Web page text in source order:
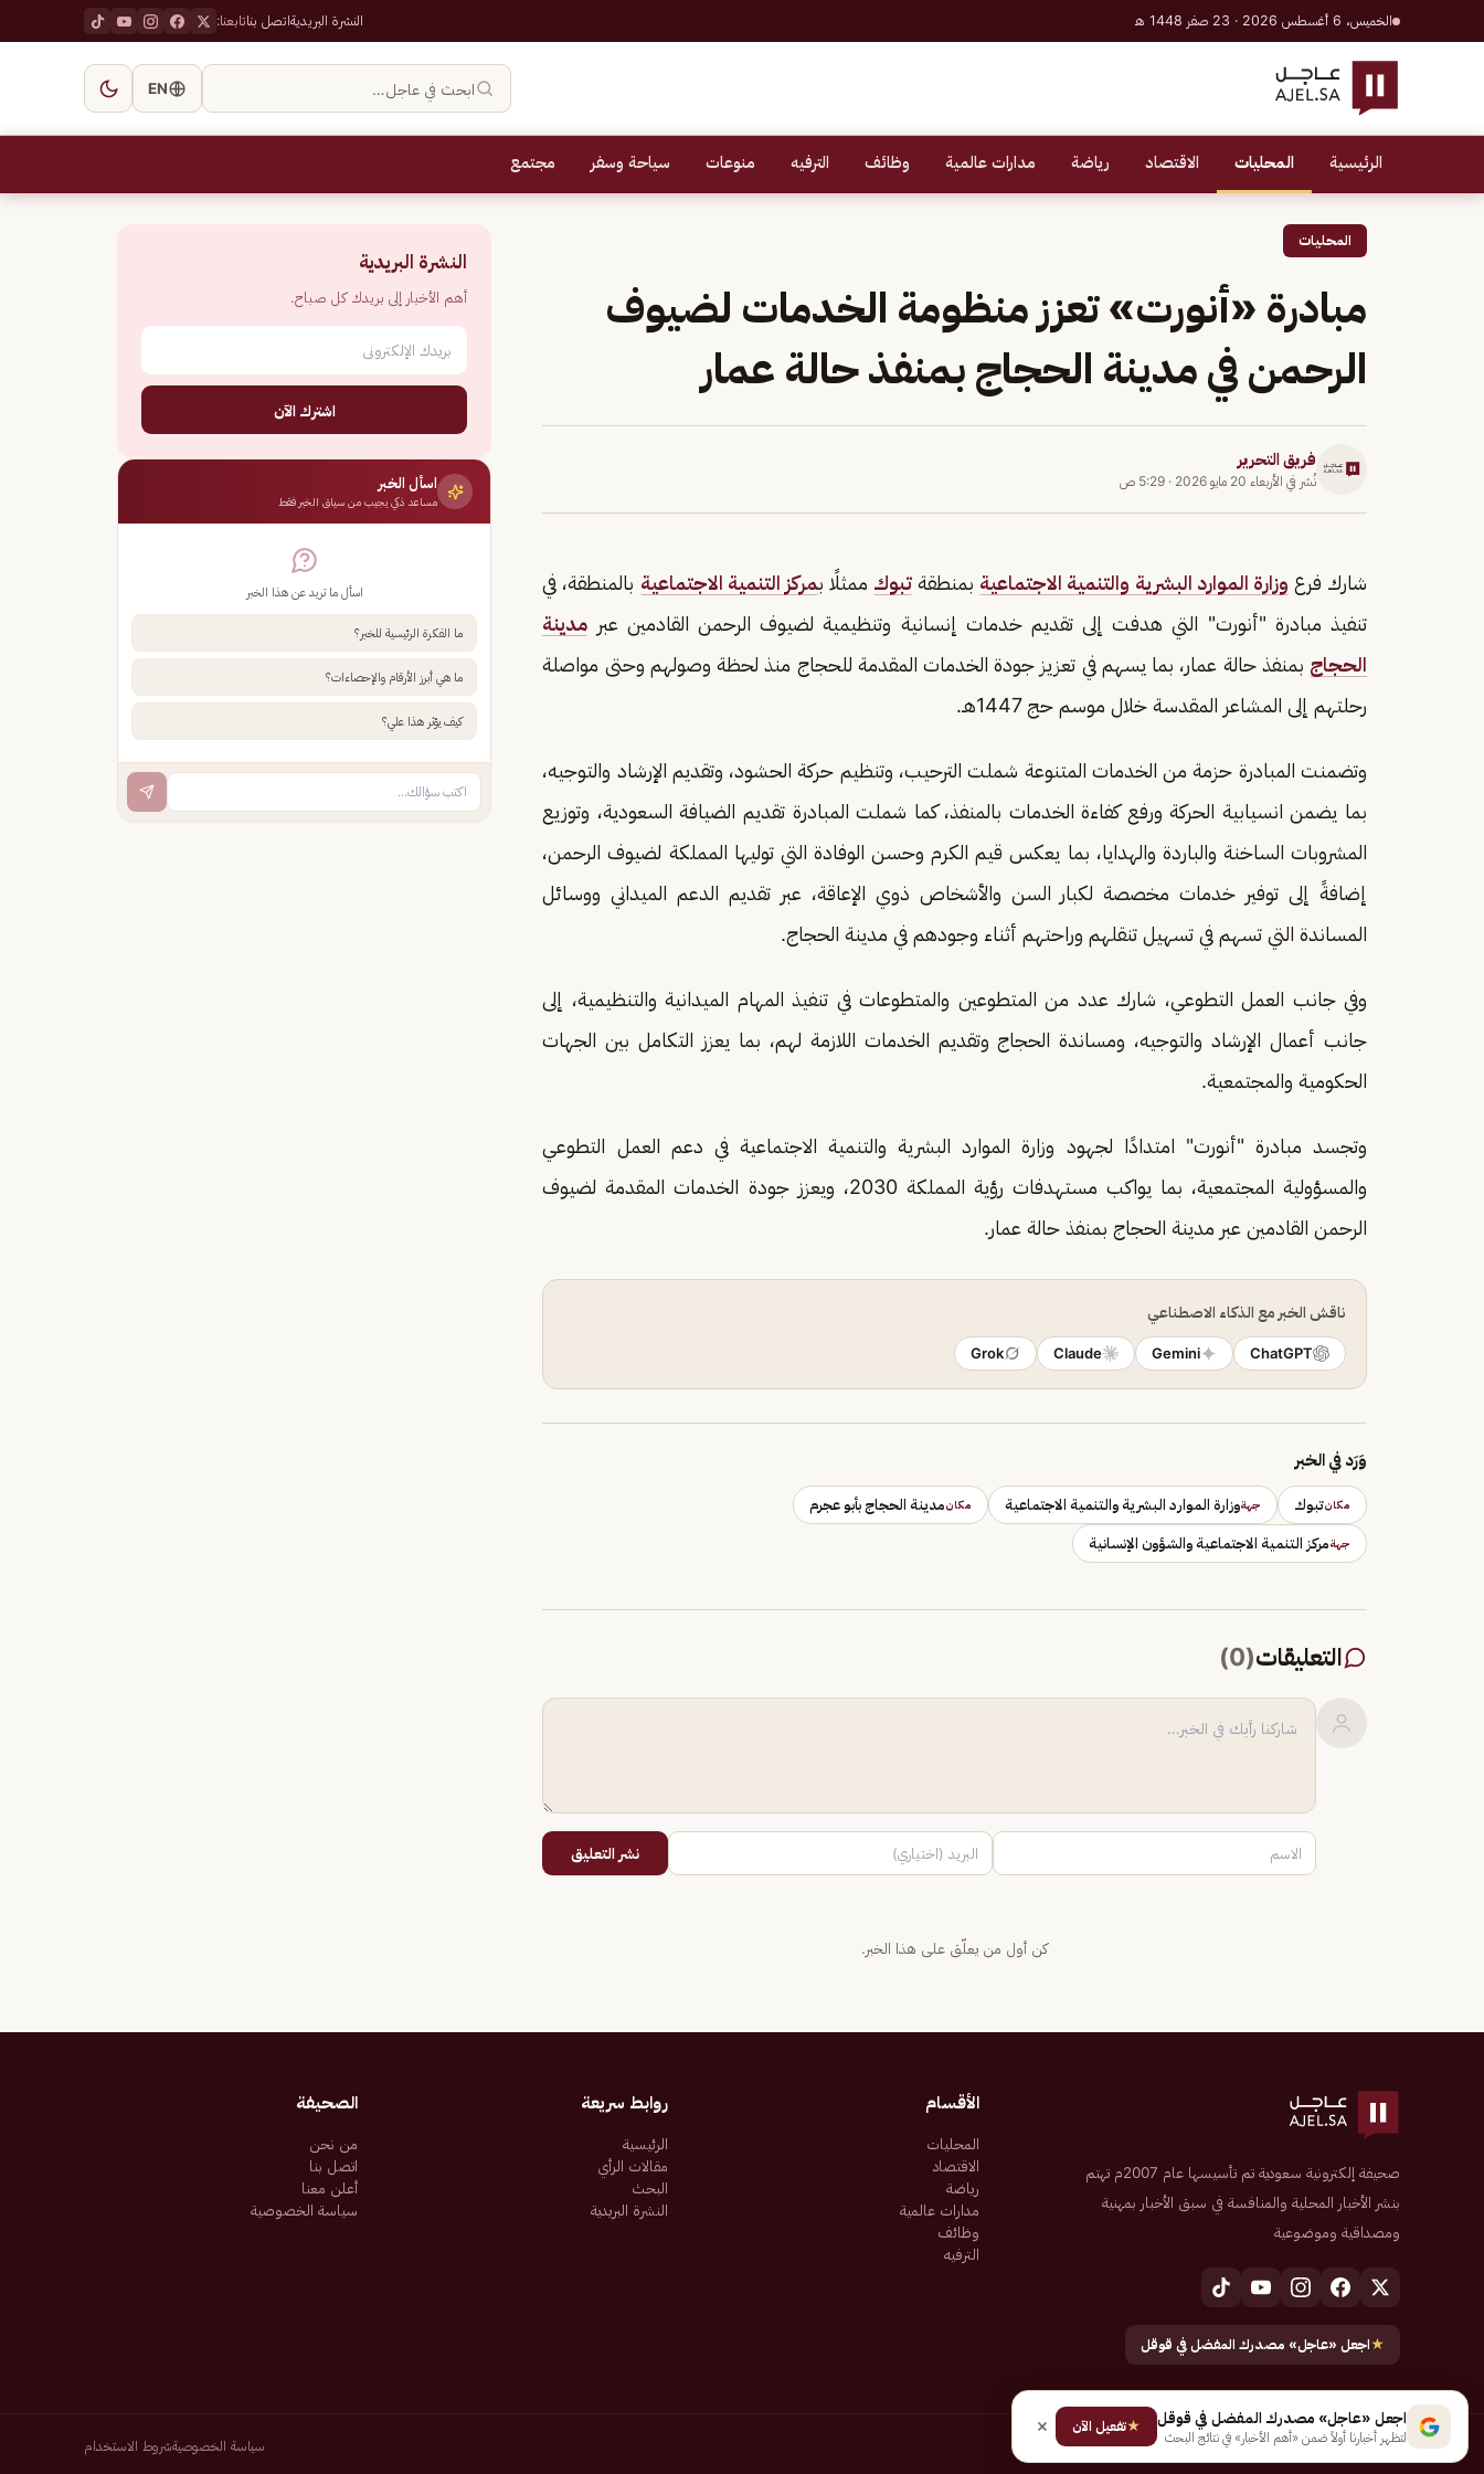
الخميس، 6 أغسطس 2026 · 23 صفر 1448 هـ النشرة البريديةاتصل بناتابعنا:
ابحث في عاجل… EN
الرئيسية المحليات الاقتصاد رياضة مدارات عالمية وظائف الترفيه منوعات سياحة وسفر مجتمع
المحليات
مبادرة «أنورت» تعزز منظومة الخدمات لضيوف
الرحمن في مدينة الحجاج بمنفذ حالة عمار
فريق التحرير
نُشر في الأربعاء 20 مايو 2026 · 5:29 ص
شارك فرع وزارة الموارد البشرية والتنمية الاجتماعية بمنطقة تبوك ممثلًا بمركز التنمية الاجتماعية بالمنطقة، في
تنفيذ مبادرة "أنورت" التي هدفت إلى تقديم خدمات إنسانية وتنظيمية لضيوف الرحمن القادمين عبر مدينة
الحجاج بمنفذ حالة عمار، بما يسهم في تعزيز جودة الخدمات المقدمة للحجاج منذ لحظة وصولهم وحتى مواصلة
رحلتهم إلى المشاعر المقدسة خلال موسم حج 1447هـ.
وتضمنت المبادرة حزمة من الخدمات المتنوعة شملت الترحيب، وتنظيم حركة الحشود، وتقديم الإرشاد والتوجيه،
بما يضمن انسيابية الحركة ورفع كفاءة الخدمات بالمنفذ، كما شملت المبادرة تقديم الضيافة السعودية، وتوزيع
المشروبات الساخنة والباردة والهدايا، بما يعكس قيم الكرم وحسن الوفادة التي توليها المملكة لضيوف الرحمن،
إضافةً إلى توفير خدمات مخصصة لكبار السن والأشخاص ذوي الإعاقة، عبر تقديم الدعم الميداني ووسائل
المساندة التي تسهم في تسهيل تنقلهم وراحتهم أثناء وجودهم في مدينة الحجاج.
وفي جانب العمل التطوعي، شارك عدد من المتطوعين والمتطوعات في تنفيذ المهام الميدانية والتنظيمية، إلى
جانب أعمال الإرشاد والتوجيه، ومساندة الحجاج وتقديم الخدمات اللازمة لهم، بما يعزز التكامل بين الجهات
الحكومية والمجتمعية.
وتجسد مبادرة "أنورت" امتدادًا لجهود وزارة الموارد البشرية والتنمية الاجتماعية في دعم العمل التطوعي
والمسؤولية المجتمعية، بما يواكب مستهدفات رؤية المملكة 2030، ويعزز جودة الخدمات المقدمة لضيوف
الرحمن القادمين عبر مدينة الحجاج بمنفذ حالة عمار.
ناقش الخبر مع الذكاء الاصطناعي
ChatGPT
Gemini
Claude
Grok
وَرَد في الخبر
مكانتبوك جهةوزارة الموارد البشرية والتنمية الاجتماعية مكانمدينة الحجاج بأبو عجرم
جهةمركز التنمية الاجتماعية والشؤون الإنسانية
التعليقات(
0
)
نشر التعليق
كن أول من يعلّق على هذا الخبر.
النشرة البريدية
أهم الأخبار إلى بريدك كل صباح.
اشترك الآن
اسأل الخبر
مساعد ذكي يجيب من سياق الخبر فقط
اسأل ما تريد عن هذا الخبر
ما الفكرة الرئيسية للخبر؟
ما هي أبرز الأرقام والإحصاءات؟
كيف يؤثر هذا علي؟
صحيفة إلكترونية سعودية تم تأسيسها عام 2007م تهتم
بنشر الأخبار المحلية والمنافسة في سبق الأخبار بمهنية
ومصداقية وموضوعية
★اجعل «عاجل» مصدرك المفضل في قوقل
الأقسام
المحليات
الاقتصاد
رياضة
مدارات عالمية
وظائف
الترفيه
روابط سريعة
الرئيسية
مقالات الرأي
البحث
النشرة البريدية
الصحيفة
من نحن
اتصل بنا
أعلن معنا
سياسة الخصوصية
جميع الحقوق محفوظة لـ شركة إيجاز للنشر الإلكتروني المالكة لصحيفة عاجل سياسة الخصوصيةشروط الاستخدام
اجعل «عاجل» مصدرك المفضل في قوقل
لتظهر أخبارنا أولاً ضمن «أهم الأخبار» في نتائج البحث
★تفعيل الآن